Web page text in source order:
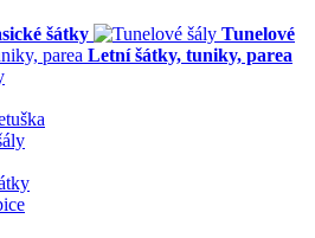
šátky
Tunelové
Letní šátky, tuniky, parea